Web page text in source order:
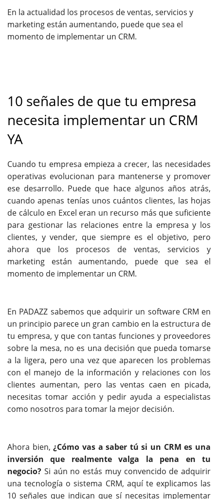
En la actualidad los procesos de ventas, servicios y
marketing están aumentando, puede que sea el
momento de implementar un CRM.
10 señales de que tu empresa
necesita implementar un CRM
YA
Cuando tu empresa empieza a crecer, las necesidades
operativas evolucionan para mantenerse y promover
ese desarrollo. Puede que hace algunos años atrás,
cuando apenas tenías unos cuántos clientes, las hojas
de cálculo en Excel eran un recurso más que suficiente
para gestionar las relaciones entre la empresa y los
clientes, y vender, que siempre es el objetivo, pero
ahora que los procesos de ventas, servicios y
marketing están aumentando, puede que sea el
momento de implementar un CRM.
En PADAZZ sabemos que adquirir un software CRM en
un principio parece un gran cambio en la estructura de
tu empresa, y que con tantas funciones y proveedores
sobre la mesa, no es una decisión que pueda tomarse
a la ligera, pero una vez que aparecen los problemas
con el manejo de la información y relaciones con los
clientes aumentan, pero las ventas caen en picada,
necesitas tomar acción y pedir ayuda a especialistas
como nosotros para tomar la mejor decisión.
Ahora bien,¿Cómo vas a saber tú si un CRM es una
inversión que realmente valga la pena en tu
negocio? Si aún no estás muy convencido de adquirir
una tecnología o sistema CRM, aquí te explicamos las
10 señales que indican que sí necesitas implementar